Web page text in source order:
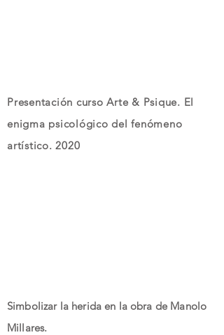
Presentación curso Arte & Psique. El
enigma psicológico del fenómeno
artístico. 2020
Simbolizar la herida en la obra de Manolo
Millares.